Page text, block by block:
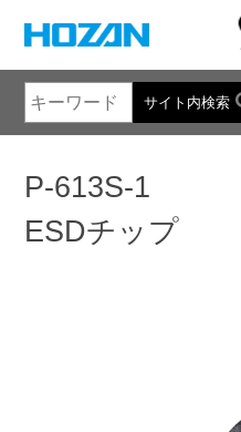
サイト内検索
P-613S-1
ESDチップ